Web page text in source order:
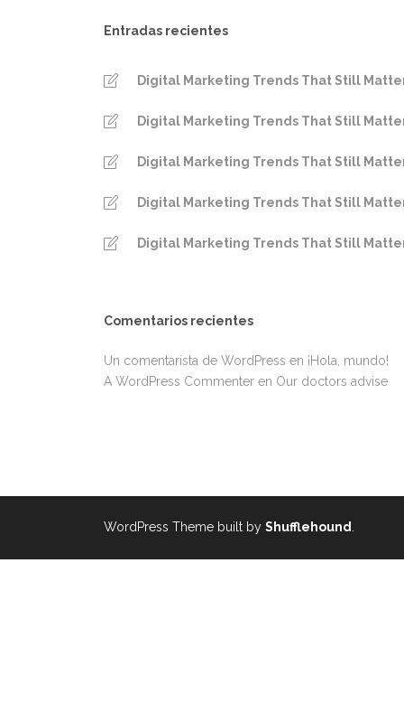
Entradas recientes
Digital Marketing Trends That Still
Digital Marketing Trends That Still
Digital Marketing Trends That Still
Digital Marketing Trends That Still
Digital Marketing Trends That Still
Comentarios recientes
Un comentarista de WordPress en ¡Hola, mundo!
A WordPress Commenter en Our doctors advise
WordPress Theme built by Shufflehound